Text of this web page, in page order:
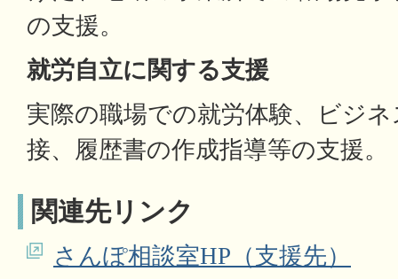
の支援。
就労自立に関する支援
実際の職場での就労体験、ビジ
接、履歴書の作成指導等の支援。
関連先リンク
さんぽ相談室HP（支援先）